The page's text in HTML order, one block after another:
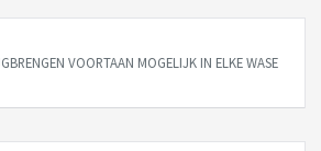
VOORTAAN MOGELIJK IN ELKE WASE